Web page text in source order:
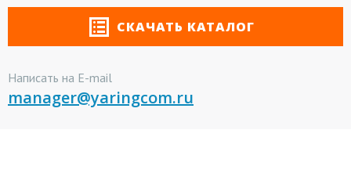
СКАЧАТЬ КАТАЛОГ
Написать на E-mail
manager@yaringcom.ru